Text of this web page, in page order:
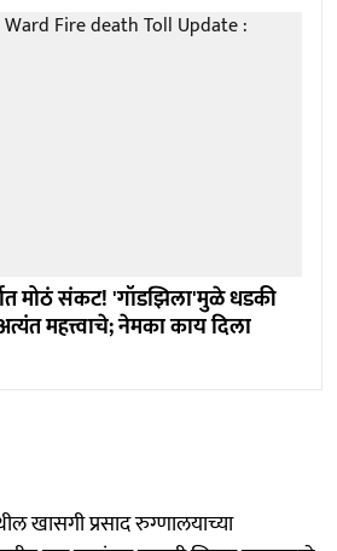
मोठं संकट! 'गॉडझिला'मुळे धडकी
महत्त्वाचे; नेमका काय दिला
खासगी प्रसाद रुग्णालयाच्या